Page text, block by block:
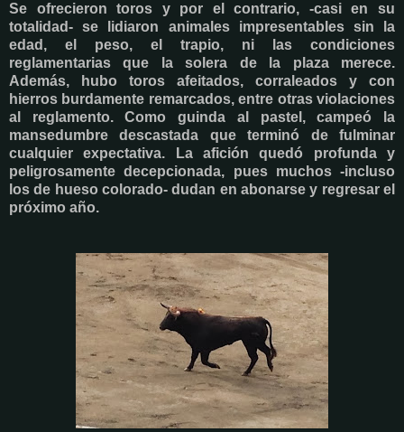
Se ofrecieron toros y por el contrario, -casi en su
totalidad- se lidiaron animales impresentables sin la
edad, el peso, el trapio, ni las condiciones
reglamentarias que la solera de la plaza merece.
Además, hubo toros afeitados, corraleados y con
hierros burdamente remarcados, entre otras violaciones
al reglamento. Como guinda al pastel, campeó la
mansedumbre descastada que terminó de fulminar
cualquier expectativa. La afición quedó profunda y
peligrosamente decepcionada, pues muchos -incluso
los de hueso colorado- dudan en abonarse y regresar el
próximo año.